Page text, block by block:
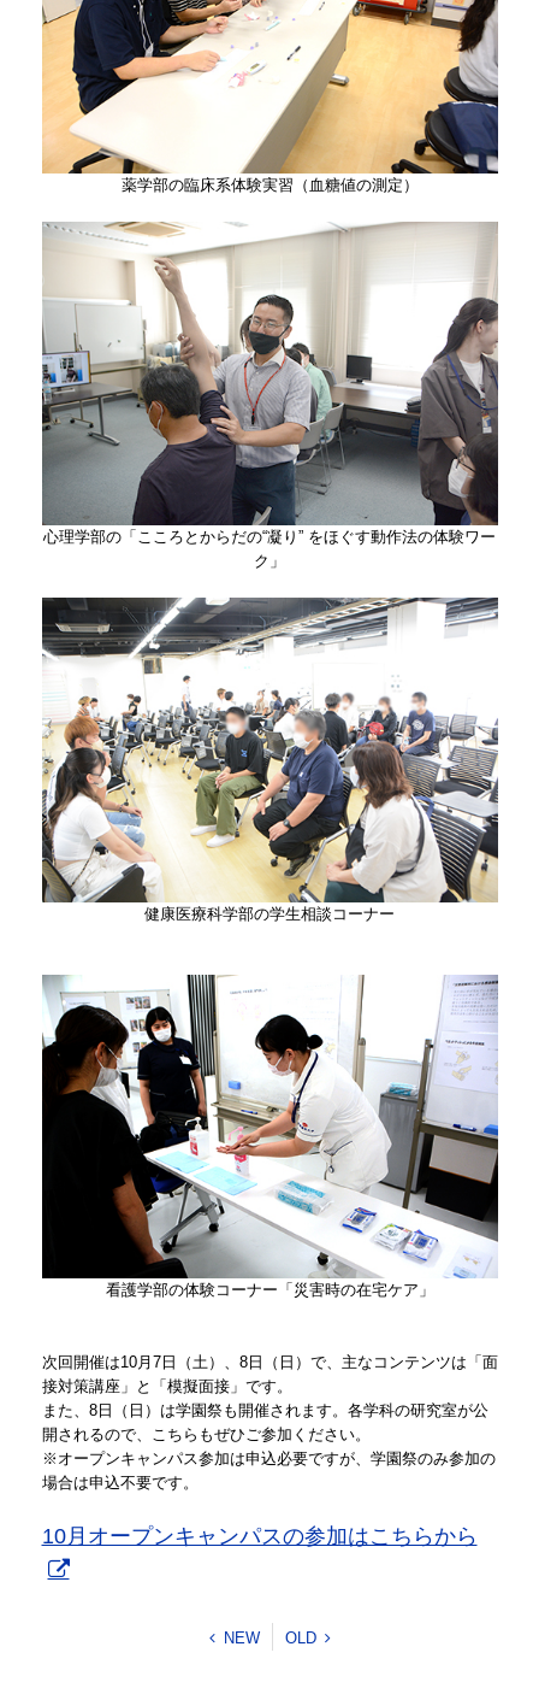
薬学部の臨床系体験実習（血糖値の測定）
心理学部の「こころとからだの“凝り” をほぐす動作法の体験ワー
ク」
健康医療科学部の学生相談コーナー
看護学部の体験コーナー「災害時の在宅ケア」
次回開催は10月7日（土）、8日（日）で、主なコンテンツは「面
接対策講座」と「模擬面接」です。
また、8日（日）は学園祭も開催されます。各学科の研究室が公
開されるので、こちらもぜひご参加ください。
※オープンキャンパス参加は申込必要ですが、学園祭のみ参加の
場合は申込不要です。
10月オープンキャンパスの参加はこちらから
NEW OLD